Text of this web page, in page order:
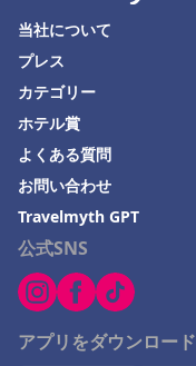
佐渡市でのホテル
平戸市でのホテル
伊東市でのホテル
土浦市でのホテル
足利市でのホテル
Ichigayaでのホテル
宮城県でのホテル
下呂市でのホテル
公式SNS
アプリをダウンロード
当社について
プレス
カテゴリー
ホテル賞
よくある質問
お問い合わせ
Travelmyth GPT